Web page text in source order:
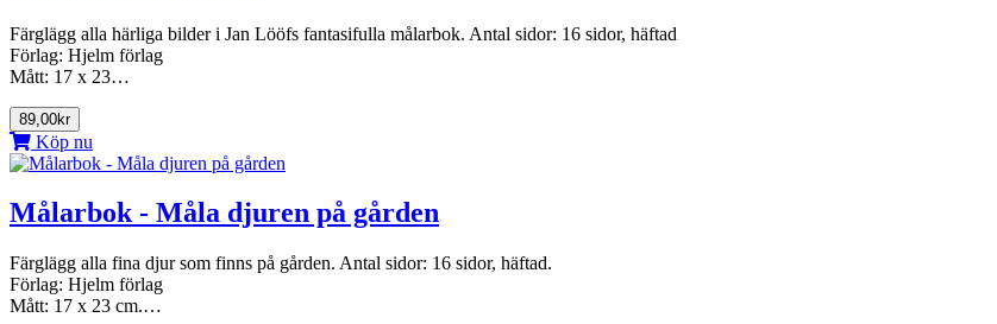
Färglägg alla härliga bilder i Jan Lööfs fantasifulla målarbok. Antal sidor: 16 sidor, häftad
Förlag: Hjelm förlag
Mått: 17 x 23…
89,00kr
Köp nu
Målarbok - Måla djuren på gården
Färglägg alla fina djur som finns på gården. Antal sidor: 16 sidor, häftad.
Förlag: Hjelm förlag
Mått: 17 x 23 cm.…